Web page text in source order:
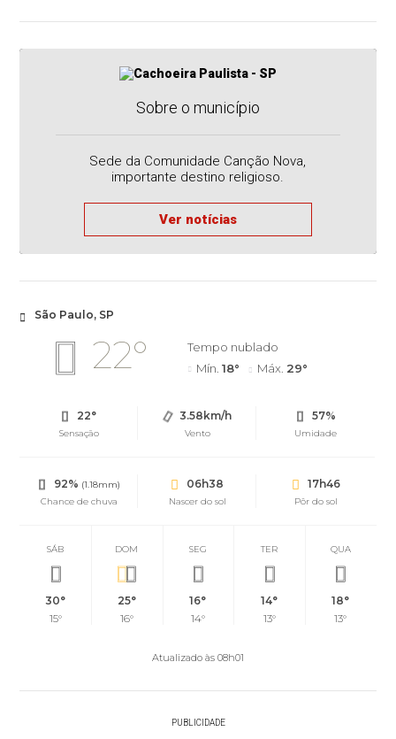
Sobre o município
Sede da Comunidade Canção Nova,
importante destino religioso.
Ver notícias
São Paulo, SP
22°
Tempo nublado
Mín. 18° Máx. 29°
22°
Sensação
3.58km/h
Vento
57%
Umidade
92% (1.18mm)
Chance de chuva
06h38
Nascer do sol
17h46
Pôr do sol
SÁB
30°
15°
DOM
25°
16°
SEG
16°
14°
TER
14°
13°
QUA
18°
13°
Atualizado às 08h01
PUBLICIDADE